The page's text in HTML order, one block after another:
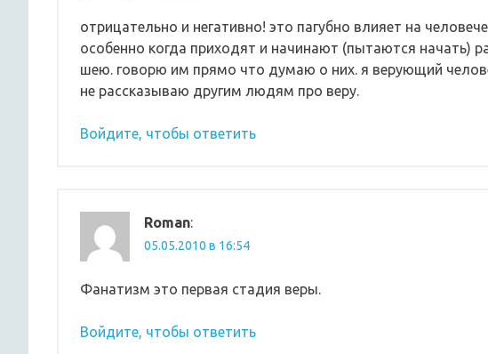
отрицательно и негативно! это пагубно влияет на
особенно когда приходят и начинают (пытаются начать)
шею. говорю им прямо что думаю о них. я верующий
не рассказываю другим людям про веру.
Войдите, чтобы ответить
Roman:
05.05.2010 в 16:54
Фанатизм это первая стадия веры.
Войдите, чтобы ответить